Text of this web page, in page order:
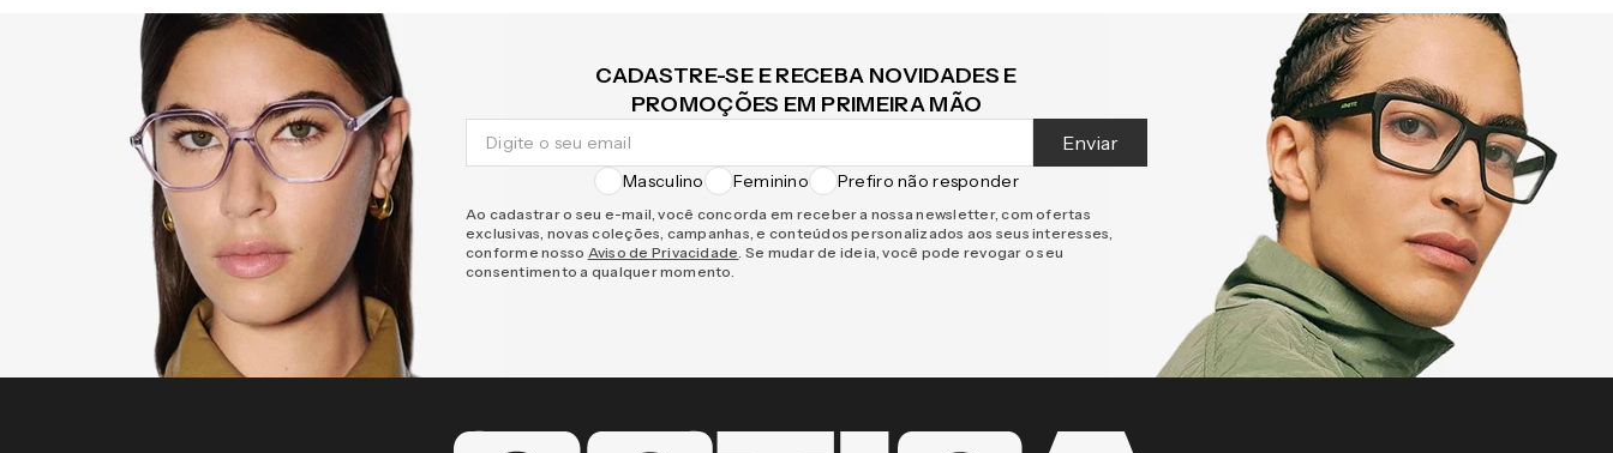
CADASTRE-SE E RECEBA NOVIDADES E
PROMOÇÕES EM PRIMEIRA MÃO
Enviar
Masculino Feminino Prefiro não responder
Ao cadastrar o seu e-mail, você concorda em receber a nossa newsletter, com ofertas
exclusivas, novas coleções, campanhas, e conteúdos personalizados aos seus interesses,
conforme nosso Aviso de Privacidade. Se mudar de ideia, você pode revogar o seu
consentimento a qualquer momento.